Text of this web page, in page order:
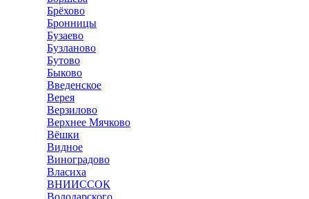
Брёхово
Бронницы
Бузаево
Бузланово
Бутово
Быково
Введенское
Верея
Верзилово
Верхнее Мячково
Вёшки
Видное
Виноградово
Власиха
ВНИИССОК
Володарского